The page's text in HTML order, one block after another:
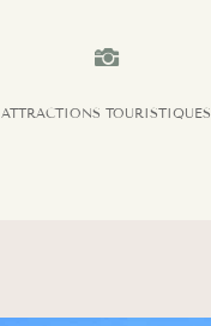

ATTRACTIONS TOURISTIQUES